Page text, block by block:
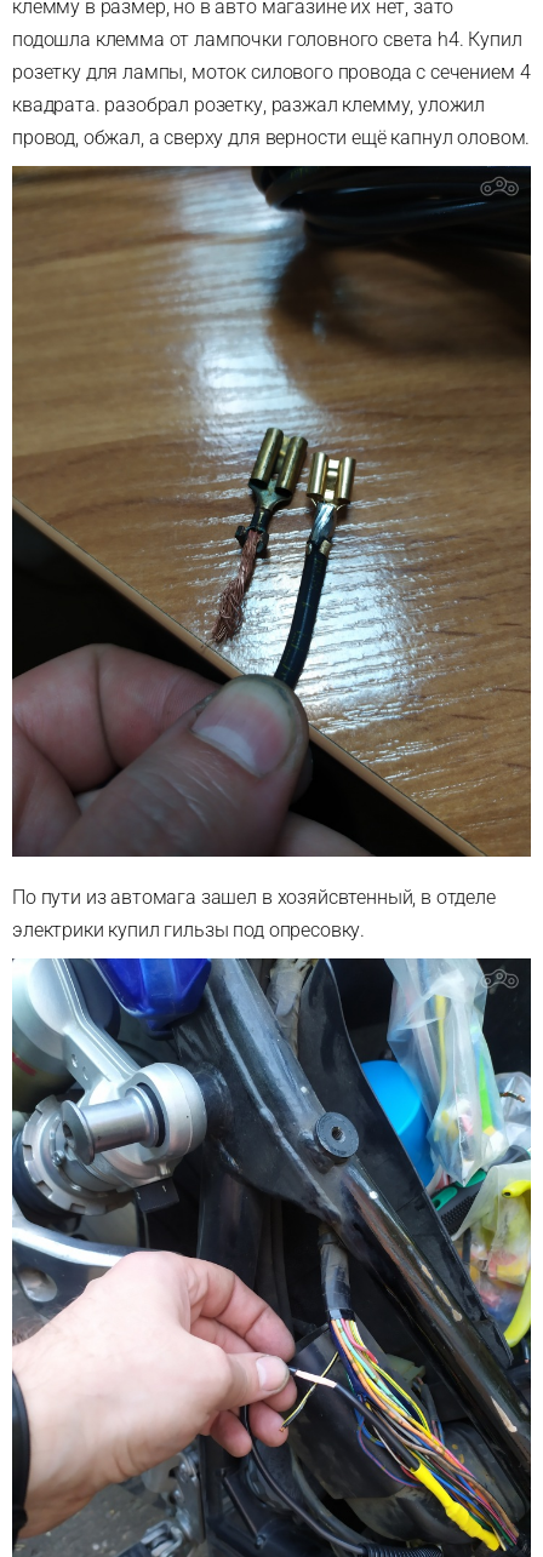
клемму в размер, но в авто магазине их нет, зато
подошла клемма от лампочки головного света h4. Купил
розетку для лампы, моток силового провода с сечением 4
квадрата. разобрал розетку, разжал клемму, уложил
провод, обжал, а сверху для верности ещё капнул оловом.
По пути из автомага зашел в хозяйсвтенный, в отделе
электрики купил гильзы под опресовку.